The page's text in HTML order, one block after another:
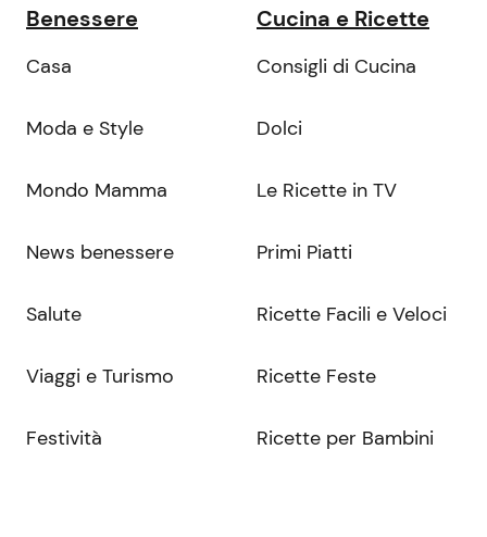
Benessere
Casa
Moda e Style
Mondo Mamma
News benessere
Salute
Viaggi e Turismo
Festività
Cucina e Ricette
Consigli di Cucina
Dolci
Le Ricette in TV
Primi Piatti
Ricette Facili e Veloci
Ricette Feste
Ricette per Bambini